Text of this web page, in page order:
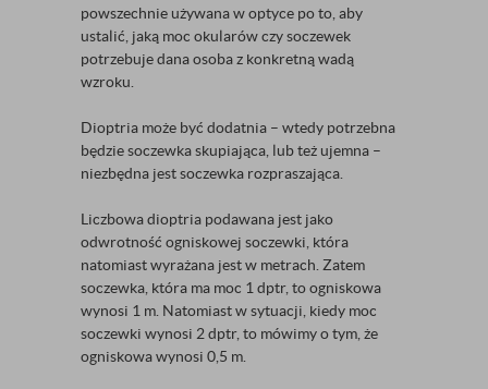
powszechnie używana w optyce po to, aby
ustalić, jaką moc okularów czy soczewek
potrzebuje dana osoba z konkretną wadą
wzroku.
Dioptria może być dodatnia – wtedy potrzebna
będzie soczewka skupiająca, lub też ujemna –
niezbędna jest soczewka rozpraszająca.
Liczbowa dioptria podawana jest jako
odwrotność ogniskowej soczewki, która
natomiast wyrażana jest w metrach. Zatem
soczewka, która ma moc 1 dptr, to ogniskowa
wynosi 1 m. Natomiast w sytuacji, kiedy moc
soczewki wynosi 2 dptr, to mówimy o tym, że
ogniskowa wynosi 0,5 m.